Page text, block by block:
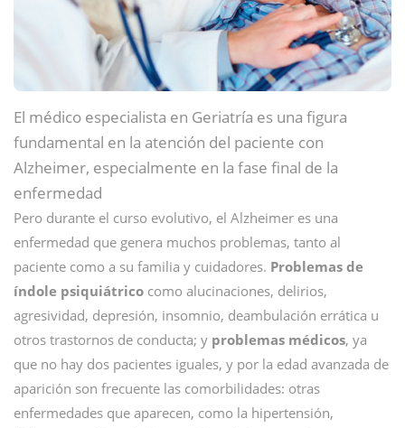
El médico especialista en Geriatría es una figura
fundamental en la atención del paciente con
Alzheimer, especialmente en la fase final de la
enfermedad
Pero durante el curso evolutivo, el Alzheimer es una
enfermedad que genera muchos problemas, tanto al
paciente como a su familia y cuidadores. Problemas de
índole psiquiátrico como alucinaciones, delirios,
agresividad, depresión, insomnio, deambulación errática u
otros trastornos de conducta; y problemas médicos, ya
que no hay dos pacientes iguales, y por la edad avanzada de
aparición son frecuente las comorbilidades: otras
enfermedades que aparecen, como la hipertensión,